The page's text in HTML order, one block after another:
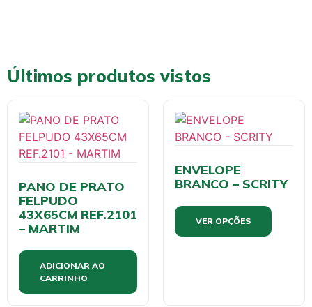
Últimos produtos vistos
PANO DE PRATO
FELPUDO
43X65CM REF.2101
– MARTIM
ADICIONAR AO
CARRINHO
ENVELOPE
BRANCO – SCRITY
VER OPÇÕES